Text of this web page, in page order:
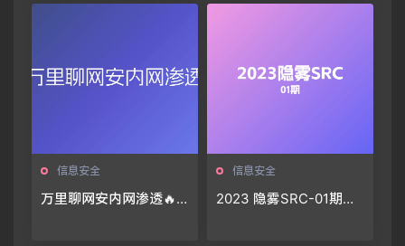
信息安全
万里聊网安内网渗透🔥
信息安全
2023 隐雾SRC-01期🔥